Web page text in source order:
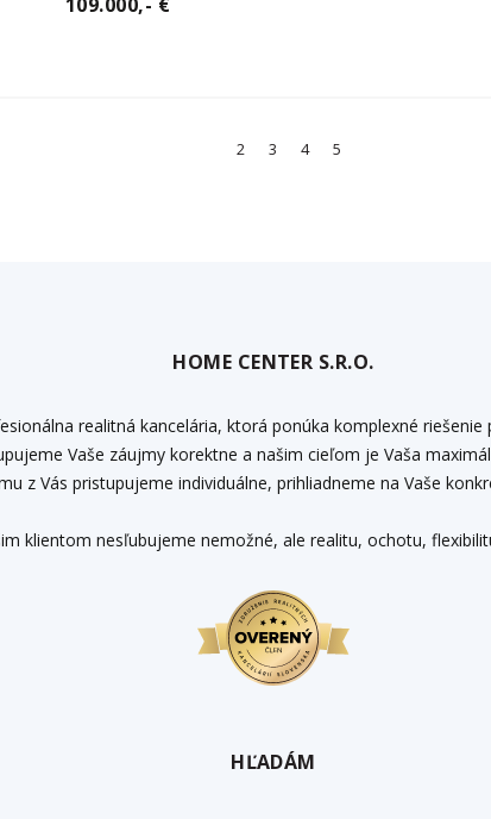
2 3 4 5
HOME CENTER S.R.O.
realitná kancelária, ktorá ponúka komplexné riešenie
Vaše záujmy korektne a našim cieľom je Vaša
z Vás pristupujeme individuálne, prihliadneme na Vaše
klientom nesľubujeme nemožné, ale realitu, ochotu,
HĽADÁM